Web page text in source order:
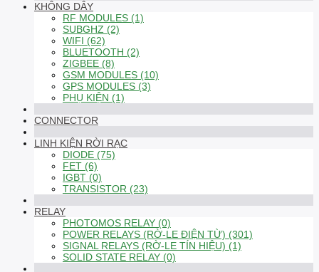
KHÔNG DÂY
RF MODULES (1)
SUBGHZ (2)
WIFI (62)
BLUETOOTH (2)
ZIGBEE (8)
GSM MODULES (10)
GPS MODULES (3)
PHỤ KIỆN (1)
CONNECTOR
LINH KIỆN RỜI RẠC
DIODE (75)
FET (6)
IGBT (0)
TRANSISTOR (23)
RELAY
PHOTOMOS RELAY (0)
POWER RELAYS (RỜ-LE ĐIỆN TỪ) (301)
SIGNAL RELAYS (RỜ-LE TÍN HIỆU) (1)
SOLID STATE RELAY (0)